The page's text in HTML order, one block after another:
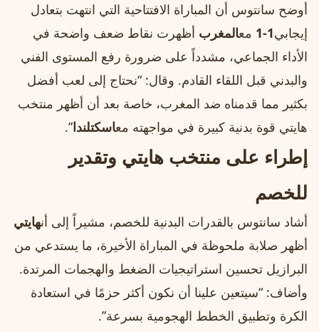
أوضح سانتوس أن المباراة الافتتاحية التي انتهت بتعادل
إيجابي1-1 معالمغرب أظهرت نقاط ضعف واضحة في
الأداء الجماعي، مشدداً على ضرورة رفع المستوى الفني
والبدني قبل اللقاء القادم. وقال: “نحتاج إلى لعب أفضل
بكثير مما قدمناه ضد المغرب، خاصة بعد أن أظهر منتخب
هايتي قوة بدنية كبيرة في مواجهته معاسكتلندا”.
إطراء على منتخب هايتي وتقدير
للخصم
أشاد سانتوس بالقدرات البدنية للخصم، مشيراً إلى أنهايتي
أظهر صلابة ملحوظة في المباراة الأخيرة، ما يستدعي من
البرازيل تحسين استراتيجيات الضغط والهجمات المرتدة.
وأضاف: “سيتعين علينا أن نكون أكثر حزمًا في استعادة
الكرة وتطبيق الخطط الهجومية بسرعة”.